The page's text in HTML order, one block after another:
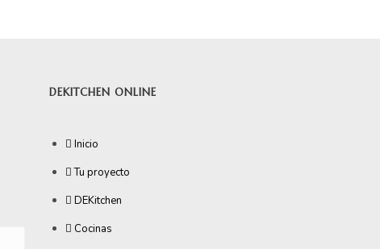
DEKITCHEN ONLINE
Inicio
Tu proyecto
DEKitchen
Cocinas